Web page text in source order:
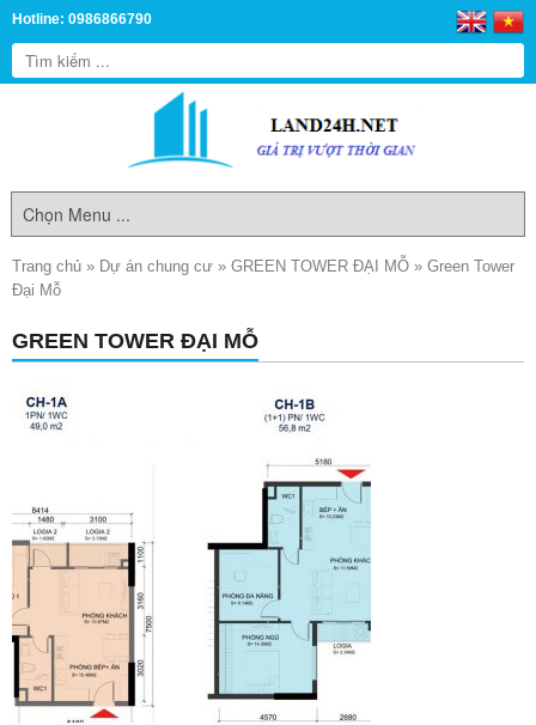
Hotline: 0986866790
Trang chủ » Dự án chung cư » GREEN TOWER ĐẠI MỖ » Green Tower
Đại Mỗ
GREEN TOWER ĐẠI MỖ